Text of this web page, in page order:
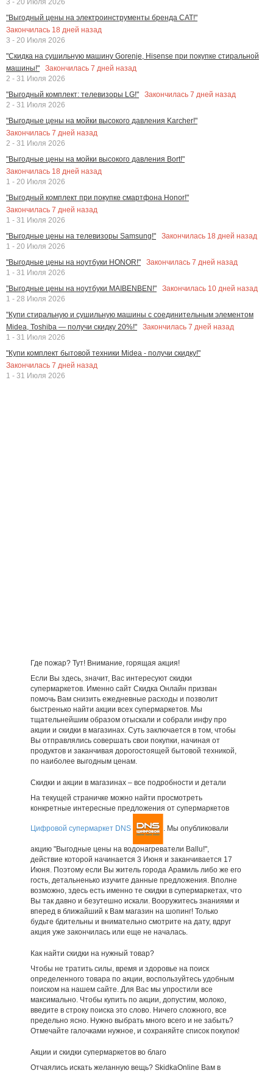
"Выгодный цены на электроинструменты бренда CAT!"
Закончилась 18 дней назад
3 - 20 Июля 2026
"Скидка на сушильную машину Gorenje, Hisense при покупке стиральной
машины!"
Закончилась 7 дней назад
2 - 31 Июля 2026
"Выгодный комплект: телевизоры LG!"
Закончилась 7 дней назад
2 - 31 Июля 2026
"Выгодные цены на мойки высокого давления Karcher!"
Закончилась 7 дней назад
2 - 31 Июля 2026
"Выгодные цены на мойки высокого давления Bort!"
Закончилась 18 дней назад
1 - 20 Июля 2026
"Выгодный комплект при покупке смартфона Honor!"
Закончилась 7 дней назад
1 - 31 Июля 2026
"Выгодные цены на телевизоры Samsung!"
Закончилась 18 дней назад
1 - 20 Июля 2026
"Выгодные цены на ноутбуки HONOR!"
Закончилась 7 дней назад
1 - 31 Июля 2026
"Выгодные цены на ноутбуки MAIBENBEN!"
Закончилась 10 дней назад
1 - 28 Июля 2026
"Купи стиральную и сушильную машины с соединительным элементом
Midea, Toshiba — получи скидку 20%!"
Закончилась 7 дней назад
1 - 31 Июля 2026
"Купи комплект бытовой техники Midea - получи скидку!"
Закончилась 7 дней назад
1 - 31 Июля 2026
Где пожар? Тут! Внимание, горящая акция!
Если Вы здесь, значит, Вас интересуют скидки
супермаркетов. Именно сайт Скидка Онлайн призван
помочь Вам снизить ежедневные расходы и позволит
быстренько найти акции всех супермаркетов. Мы
тщательнейшим образом отыскали и собрали инфу про
акции и скидки в магазинах. Суть заключается в том, чтобы
Вы отправлялись совершать свои покупки, начиная от
продуктов и заканчивая дорогостоящей бытовой техникой,
по наиболее выгодным ценам.
Скидки и акции в магазинах – все подробности и детали
На текущей страничке можно найти просмотреть
конкретные интересные предложения от супермаркетов
Цифровой супермаркет DNS . Мы опубликовали
акцию "Выгодные цены на водонагреватели Ballu!",
действие которой начинается 3 Июня и заканчивается 17
Июня. Поэтому если Вы житель города Арамиль либо же его
гость, детальненько изучите данные предложения. Вполне
возможно, здесь есть именно те скидки в супермаркетах, что
Вы так давно и безутешно искали. Вооружитесь знаниями и
вперед в ближайший к Вам магазин на шопинг! Только
будьте бдительны и внимательно смотрите на дату, вдруг
акция уже закончилась или еще не началась.
Как найти скидки на нужный товар?
Чтобы не тратить силы, время и здоровье на поиск
определенного товара по акции, воспользуйтесь удобным
поиском на нашем сайте. Для Вас мы упростили все
максимально. Чтобы купить по акции, допустим, молоко,
введите в строку поиска это слово. Ничего сложного, все
предельно ясно. Нужно выбрать много всего и не забыть?
Отмечайте галочками нужное, и сохраняйте список покупок!
Акции и скидки супермаркетов во благо
Отчаялись искать желанную вещь? SkidkaOnline Вам в